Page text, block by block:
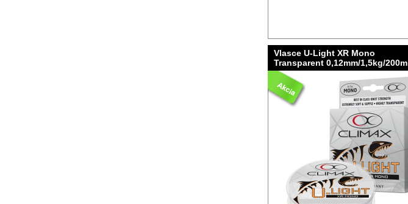
Vlasce U-Light XR Mono
Transparent 0,12mm/1,5kg/200m